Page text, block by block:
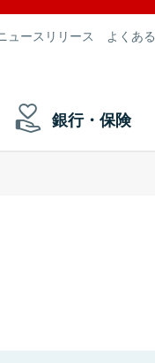
ュースリリース よくあ
銀行・保険